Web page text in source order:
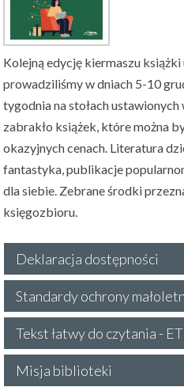
Kolejną edycję kiermaszu
prowadziliśmy w dniach 5-10
tygodnia na stołach
zabrakło książek, które można
okazyjnych cenach. Literatura
fantastyka, publikacje
dla siebie. Zebrane środki
księgozbioru.
Deklaracja dostępności
Standardy ochrony
Tekst łatwy do czytania -
Misja biblioteki